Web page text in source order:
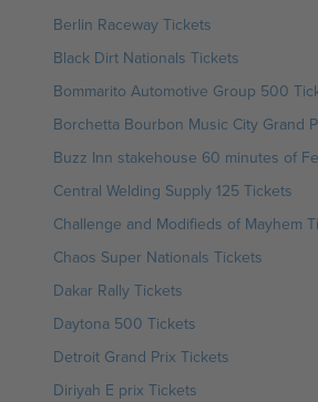
Berlin Raceway Tickets
Black Dirt Nationals Tickets
Bommarito Automotive Group 500
Borchetta Bourbon Music City Grand
Buzz Inn stakehouse 60 minutes of
Central Welding Supply 125 Tickets
Challenge and Modifieds of Mayhem
Chaos Super Nationals Tickets
Dakar Rally Tickets
Daytona 500 Tickets
Detroit Grand Prix Tickets
Diriyah E prix Tickets